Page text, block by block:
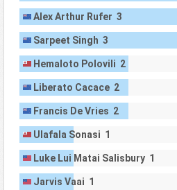
Alex Arthur Rufer 3
Sarpeet Singh 3
Hemaloto Polovili 2
Liberato Cacace 2
Francis De Vries 2
Ulafala Sonasi 1
Luke Lui Matai Salisbury 1
Jarvis Vaai 1